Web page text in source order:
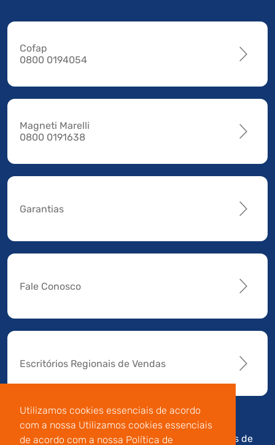
Utilizamos cookies essenciais de acordo
com a nossa Utilizamos cookies essenciais
de acordo com a nossa Política de
Cofap
0800 0194054
Magneti Marelli
0800 0191638
Garantias
Fale Conosco
Escritórios Regionais de Vendas
Av. Manoel da Nóbrega,
Termos de
Código de